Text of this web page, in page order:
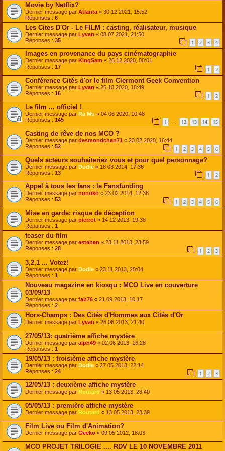
Movie by Netflix?
Dernier message par Atlanta « 30 12 2021, 15:52
Réponses : 6
Les Cites D'Or - Le FILM : casting, réalisateur, musique
Dernier message par Lyvan « 08 07 2021, 21:50
Réponses : 35 1 2 3 4
Images en provenance du pays cinématographie
Dernier message par KingSam « 26 12 2020, 00:01
Réponses : 17 1 2
Conférence Cités d'or le film Clermont Geek Convention
Dernier message par Lyvan « 25 10 2020, 18:49
Réponses : 16 1 2
Le film ... officiel !
Dernier message par Ra Mu « 04 06 2020, 10:48
Réponses : 145 1 12 13 14 15
Casting de rêve de nos MCO ?
Dernier message par desmondchan71 « 23 02 2020, 16:44
Réponses : 52 1 2 3 4 5 6
Quels acteurs souhaiteriez vous et pour quel personnage?
Dernier message par Dodie « 18 08 2014, 17:36
Réponses : 13 1 2
Appel à tous les fans : le Fansfunding
Dernier message par nonoko « 23 02 2014, 12:38
Réponses : 53 1 2 3 4 5 6
Mise en garde: risque de déception
Dernier message par pierrot « 14 12 2013, 19:38
Réponses : 1
teaser du film
Dernier message par esteban « 23 11 2013, 23:59
Réponses : 28 1 2 3
3,2,1 ... Votez!
Dernier message par Dodie « 23 11 2013, 20:04
Réponses : 1
Nouveau magazine en kiosqu : MCO Live en couverture
03/09/13
Dernier message par fab76 « 21 09 2013, 10:17
Réponses : 2
Hors-Champs : Des Cités d'Hommes aux Cités d'Or
Dernier message par Lyvan « 26 06 2013, 21:40
27/05/13: quatrième affiche mystère
Dernier message par alph49 « 02 06 2013, 16:28
Réponses : 1
19/05/13 : troisième affiche mystère
Dernier message par Dodie « 27 05 2013, 22:14
Réponses : 24 1 2 3
12/05/13 : deuxième affiche mystère
Dernier message par Routard « 13 05 2013, 23:40
05/05/13 : première affiche mystère
Dernier message par Routard « 13 05 2013, 23:39
Film Live ou Film d'Animation?
Dernier message par Geeko « 09 05 2012, 18:03
MCO PROJET TRILOGIE .... RDV LE 10 NOVEMBRE 2011